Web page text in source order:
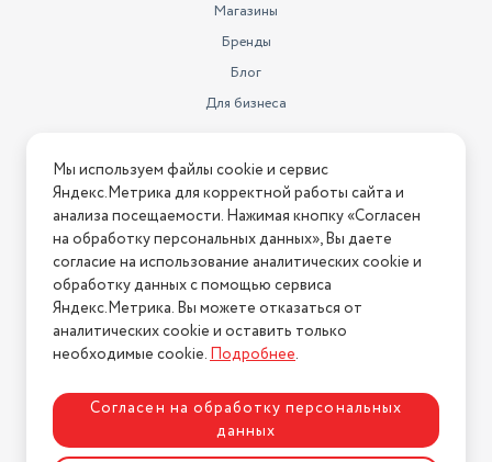
Магазины
Бренды
Блог
Для бизнеса
Информация
Условия оплаты
Условия доставки
Условия возврата
Нашли ошибку на сайте?Напишите нам
2026 © Интернет-магазин "АстМаркет". У нас есть всё!
Политика конфиденциальности
Мы используем файлы cookie и сервис
Яндекс.Метрика для корректной работы сайта и
анализа посещаемости. Нажимая кнопку «Согласен
на обработку персональных данных», Вы даете
согласие на использование аналитических cookie и
обработку данных с помощью сервиса
Яндекс.Метрика. Вы можете отказаться от
аналитических cookie и оставить только
необходимые cookie.Подробнее.
Согласен на обработку персональных
данных